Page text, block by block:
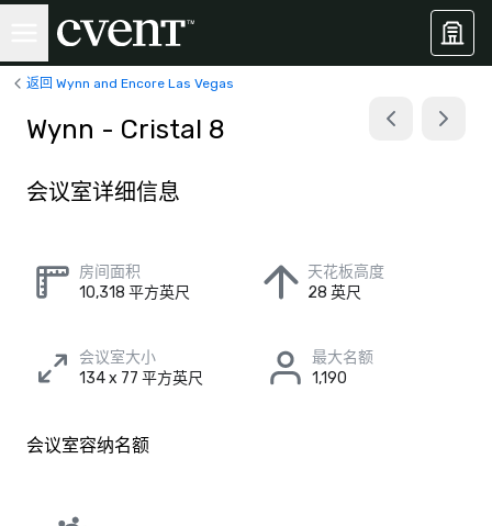
返回 Wynn and Encore Las Vegas
Wynn - Cristal 8
会议室详细信息
房间面积
10,318 平方英尺
天花板高度
28 英尺
会议室大小
134 x 77 平方英尺
最大名额
1,190
会议室容纳名额